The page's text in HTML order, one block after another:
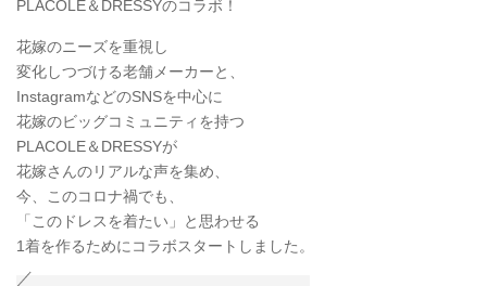
PLACOLE＆DRESSYのコラボ！
花嫁のニーズを重視し
変化しつづける老舗メーカーと、
InstagramなどのSNSを中心に
花嫁のビッグコミュニティを持つ
PLACOLE＆DRESSYが
花嫁さんのリアルな声を集め、
今、このコロナ禍でも、
「このドレスを着たい」と思わせる
1着を作るためにコラボスタートしました。